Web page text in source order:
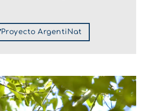
Proyecto ArgentiNat